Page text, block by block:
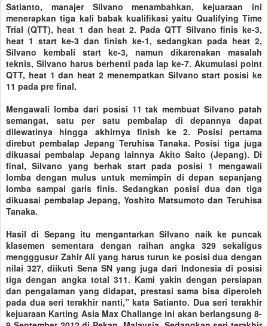
Satianto, manajer Silvano menambahkan, kejuaraan ini
menerapkan tiga kali babak kualifikasi yaitu Qualifying Time
Trial (QTT), heat 1 dan heat 2. Pada QTT Silvano finis ke-3,
heat 1 start ke-3 dan finish ke-1, sedangkan pada heat 2,
Silvano kembali start ke-3, namun dikarenakan masalah
teknis, Silvano harus berhenti pada lap ke-7. Akumulasi point
QTT, heat 1 dan heat 2 menempatkan Silvano start posisi ke
11 pada pre final.
Mengawali lomba dari posisi 11 tak membuat Silvano patah
semangat, satu per satu pembalap di depannya dapat
dilewatinya hingga akhirnya finish ke 2. Posisi pertama
direbut pembalap Jepang Teruhisa Tanaka. Posisi tiga juga
dikuasai pembalap Jepang lainnya Akito Saito (Jepang). Di
final, Silvano yang berhak start pada posisi 1 mengawali
lomba dengan mulus untuk memimpin di depan sepanjang
lomba sampai garis finis. Sedangkan posisi dua dan tiga
dikuasai pembalap Jepang, Yoshito Matsumoto dan Teruhisa
Tanaka.
Hasil di Sepang itu mengantarkan Silvano naik ke puncak
klasemen sementara dengan raihan angka 329 sekaligus
mengggusur Zahir Ali yang harus turun ke posisi dua dengan
nilai 327, diikuti Sena SN yang juga dari Indonesia di posisi
tiga dengan angka total 311. Kami yakin dengan persiapan
dan pengalaman yang didapat, prestasi sama bisa diperoleh
pada dua seri terakhir nanti,” kata Satianto. Dua seri terakhir
kejuaraan Karting Asia Max Challange ini akan berlangsung 8-